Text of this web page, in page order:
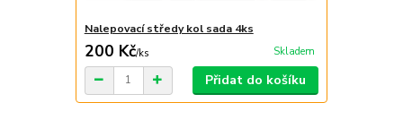
Nalepovací středy kol sada 4ks
200 Kč/ks Skladem
Přidat do košíku